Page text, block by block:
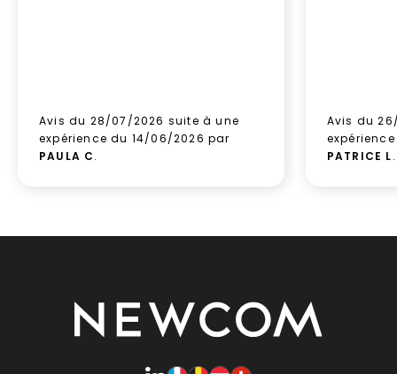
Avis du 28/07/2026 suite à une
expérience du 14/06/2026 par
PAULA C.
Avis du
PATRICE L.